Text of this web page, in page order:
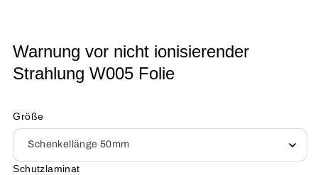
1
in
Modal
öffnen
Warnung vor nicht ionisierender
Strahlung W005 Folie
Größe
Schutzlaminat